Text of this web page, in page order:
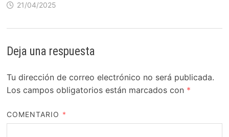
21/04/2025
Deja una respuesta
Tu dirección de correo electrónico no será publicada.
Los campos obligatorios están marcados con *
COMENTARIO *